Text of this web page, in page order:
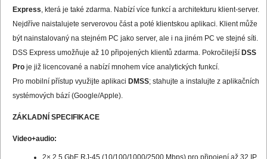
Express , která je také zdarma. Nabízí více funkcí a architekturu klient-server.
Nejdříve naistalujete serverovou část a poté klientskou aplikaci. Klient může
být nainstalovaný na stejném PC jako server, ale i na jiném PC ve stejné síti.
DSS Express umožňuje až 10 připojených klientů zdarma. Pokročilejší DSS
Pro je již licencované a nabízí mnohem více analytických funkcí.
Pro mobilní přístup využijte aplikaci DMSS; stahujte a instalujte z aplikačních
systémových bází (Google/Apple).
ZÁKLADNÍ SPECIFIKACE
Video+audio:
2× 2,5 GbE RJ-45 (10/100/1000/2500 Mbps) pro připojení až 32 IP